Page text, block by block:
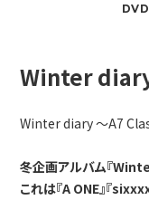
Winter
Winter diary ～A7
冬企画アルバム『
これは『A ONE』『